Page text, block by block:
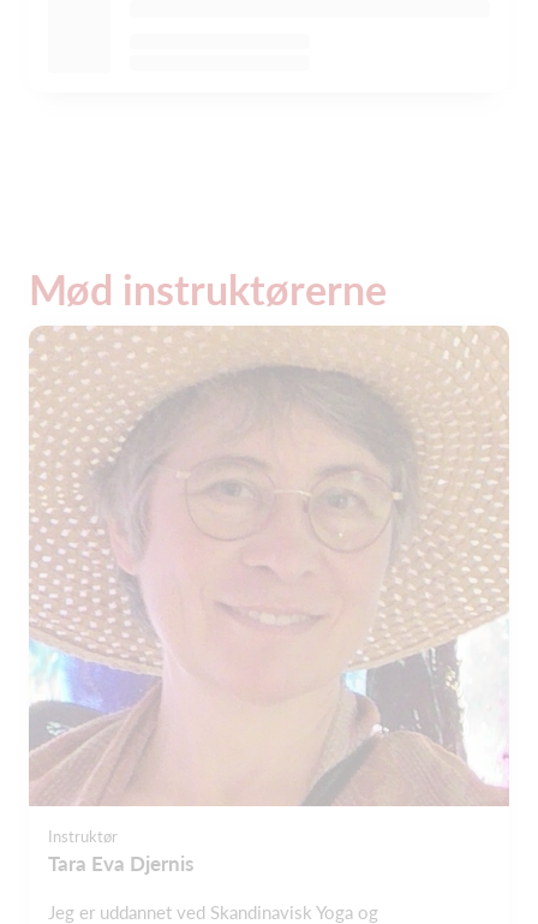
Mød instruktørerne
Instruktør
Tara Eva Djernis
Jeg er uddannet ved Skandinavisk Yoga og